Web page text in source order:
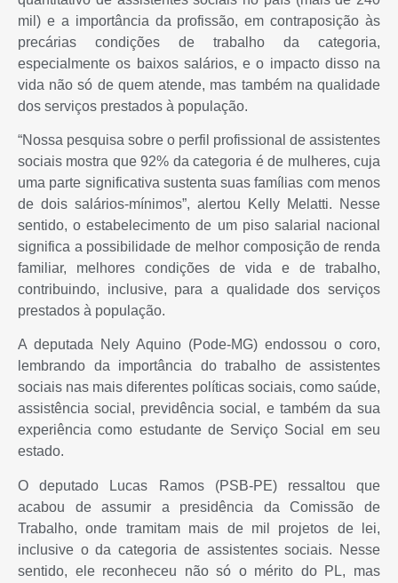
mil) e a importância da profissão, em contraposição às
precárias condições de trabalho da categoria,
especialmente os baixos salários, e o impacto disso na
vida não só de quem atende, mas também na qualidade
dos serviços prestados à população.
“Nossa pesquisa sobre o perfil profissional de assistentes
sociais mostra que 92% da categoria é de mulheres, cuja
uma parte significativa sustenta suas famílias com menos
de dois salários-mínimos”, alertou Kelly Melatti. Nesse
sentido, o estabelecimento de um piso salarial nacional
significa a possibilidade de melhor composição de renda
familiar, melhores condições de vida e de trabalho,
contribuindo, inclusive, para a qualidade dos serviços
prestados à população.
A deputada Nely Aquino (Pode-MG) endossou o coro,
lembrando da importância do trabalho de assistentes
sociais nas mais diferentes políticas sociais, como saúde,
assistência social, previdência social, e também da sua
experiência como estudante de Serviço Social em seu
estado.
O deputado Lucas Ramos (PSB-PE) ressaltou que
acabou de assumir a presidência da Comissão de
Trabalho, onde tramitam mais de mil projetos de lei,
inclusive o da categoria de assistentes sociais. Nesse
sentido, ele reconheceu não só o mérito do PL, mas